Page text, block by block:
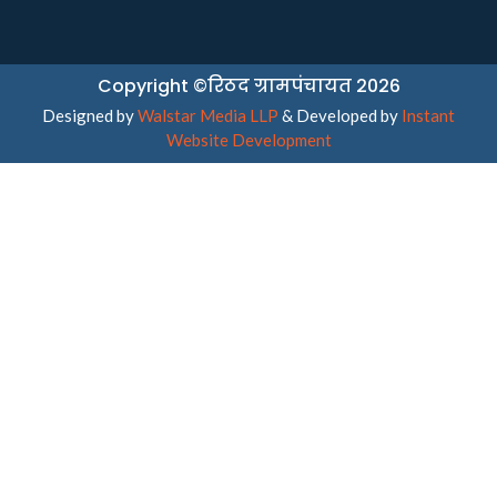
Copyright ©रिठद ग्रामपंचायत 2026
Designed byWalstar Media LLP & Developed by Instant
Website Development